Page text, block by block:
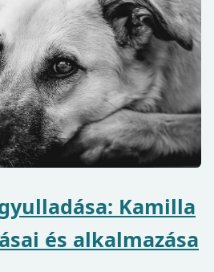
Kamilla
és alkalmazása